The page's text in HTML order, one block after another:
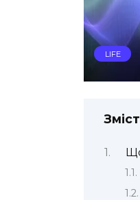
LIFE
Зміст